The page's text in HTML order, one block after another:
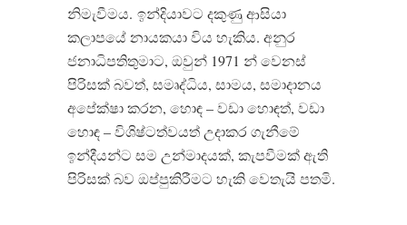
නිමැවීමය. ඉන්දියාවට දකුණු ආසියා
කලාපයේ නායකයා විය හැකිය. අනුර
ජනාධිපතිතුමාට, ඔවුන් 1971 න් වෙනස්
පිරිසක් බවත්, සමෘද්ධිය, සාමය, සමාදානය
අපේක්ෂා කරන, හොඳ–වඩා හොඳත්, වඩා
හොඳ–විශිෂ්ටත්වයත් උදාකර ගැනීමේ
ඉන්දීයන්ට සම උන්මාදයක්, කැපවීමක් ඇති
පිරිසක් බව ඔප්පුකිරීමට හැකි වෙතැයි පතමි.